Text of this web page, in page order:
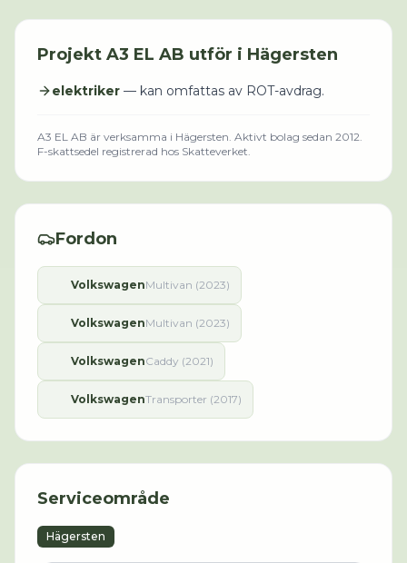
Projekt A3 EL AB utför i Hägersten
elektriker — kan omfattas av ROT-avdrag.
A3 EL AB är verksamma i Hägersten. Aktivt bolag sedan 2012.
F-skattsedel registrerad hos Skatteverket.
Fordon
VolkswagenMultivan (2023)
VolkswagenMultivan (2023)
VolkswagenCaddy (2021)
VolkswagenTransporter (2017)
Serviceområde
Hägersten